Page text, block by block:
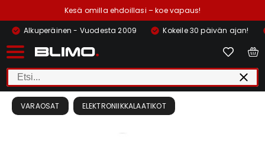
Kesä omilla ehdoillasi – koe vapaus!
Alkuperäinen - Vuodesta 2009
Kokeile 30 päivän ajan!
VARAOSAT ELEKTRONIIKKALAATIKOT